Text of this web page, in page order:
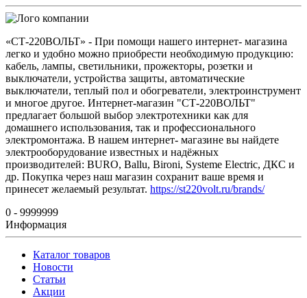
«СТ-220ВОЛЬТ» - При помощи нашего интернет- магазина
легко и удобно можно приобрести необходимую продукцию:
кабель, лампы, светильники, прожекторы, розетки и
выключатели, устройства защиты, автоматические
выключатели, теплый пол и обогреватели, электроинструмент
и многое другое. Интернет-магазин "СТ-220ВОЛЬТ"
предлагает большой выбор электротехники как для
домашнего использования, так и профессионального
электромонтажа. В нашем интернет- магазине вы найдете
электрооборудование известных и надёжных
производителей: BURO, Ballu, Bironi, Systeme Electric, ДКС и
др. Покупка через наш магазин сохранит ваше время и
принесет желаемый результат. https://st220volt.ru/brands/
0 - 9999999
Информация
Каталог товаров
Новости
Статьи
Акции